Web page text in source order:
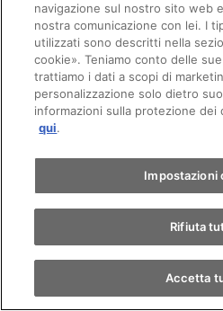
Filipe Jorge Dos
Fernandes
Responsable
Peinture
Chiama
navigazione sul nostro sito web
nostra comunicazione con lei. I
utilizzati sono descritti nella
cookie». Teniamo conto delle
trattiamo i dati a scopi di
personalizzazione solo dietro
informazioni sulla protezione dei
qui.
Impostazioni
Rifiuta
Accetta